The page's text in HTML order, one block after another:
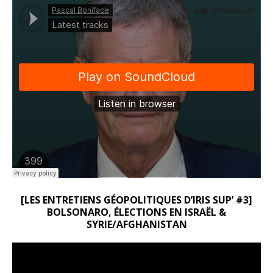
[LES ENTRETIENS GÉOPOLITIQUES D’IRIS SUP’ #3]
BOLSONARO, ÉLECTIONS EN ISRAËL &
SYRIE/AFGHANISTAN